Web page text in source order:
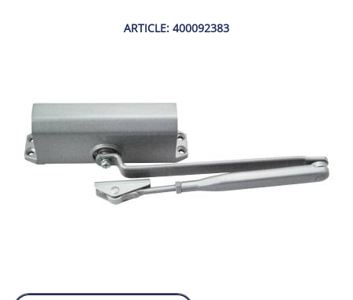
ARTICLE: 400092383